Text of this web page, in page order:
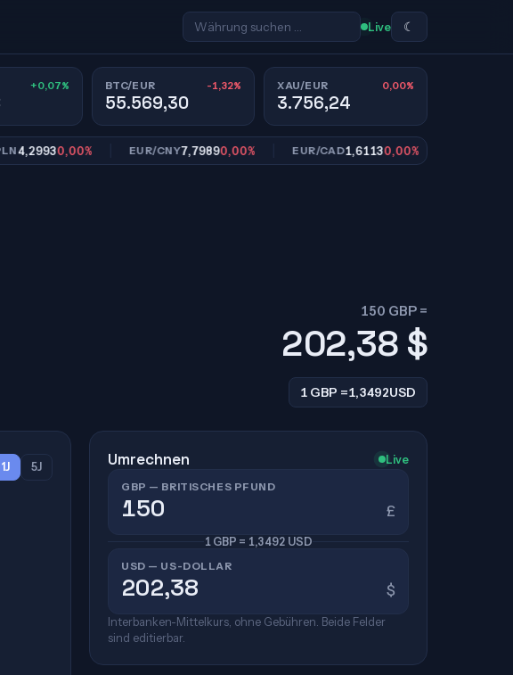
Live ☾
+0,07% BTC/EUR -1,32%
55.569,30
XAU/EUR 0,00%
3.756,24
0,00% EUR/CNY7,79890,00% EUR/CAD1,61130,00%
150 GBP =
202,38 $
1 GBP =1,3492USD
1J 5J Umrechnen Live
GBP — BRITISCHES PFUND
£
1 GBP = 1,3492 USD
USD — US-DOLLAR
$
Interbanken-Mittelkurs, ohne Gebühren. Beide Felder
sind editierbar.